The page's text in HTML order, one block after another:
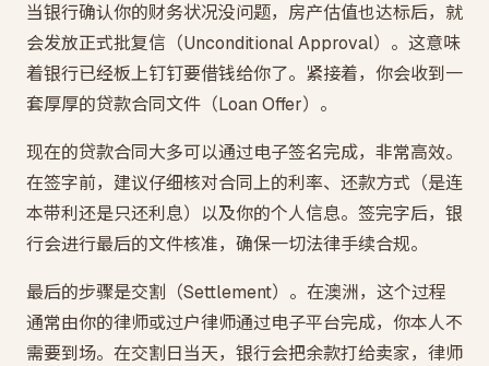
当银行确认你的财务状况没问题，房产估值也达标后，就
会发放正式批复信（Unconditional Approval）。这意味
着银行已经板上钉钉要借钱给你了。紧接着，你会收到一
套厚厚的贷款合同文件（Loan Offer）。
现在的贷款合同大多可以通过电子签名完成，非常高效。
在签字前，建议仔细核对合同上的利率、还款方式（是连
本带利还是只还利息）以及你的个人信息。签完字后，银
行会进行最后的文件核准，确保一切法律手续合规。
最后的步骤是交割（Settlement）。在澳洲，这个过程
通常由你的律师或过户律师通过电子平台完成，你本人不
需要到场。在交割日当天，银行会把余款打给卖家，律师